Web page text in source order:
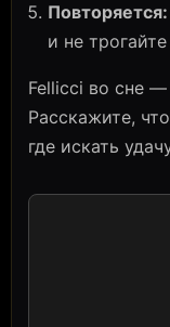
Повторяется:
и не
Fellicci во сне —
Расскажите,
где искать